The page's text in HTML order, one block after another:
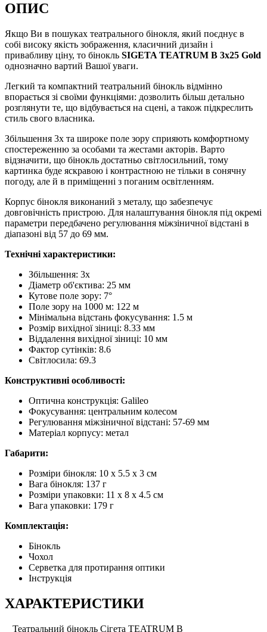
ОПИС
Якщо Ви в пошуках театрального бінокля, який поєднує в
собі високу якість зображення, класичний дизайн і
привабливу ціну, то бінокль SIGETA TEATRUM B 3x25 Gold
однозначно вартий Вашої уваги.
Легкий та компактний театральний бінокль відмінно
впорається зі своїми функціями: дозволить більш детально
розглянути те, що відбувається на сцені, а також підкреслить
стиль свого власника.
Збільшення 3х та широке поле зору сприяють комфортному
спостереженню за особами та жестами акторів. Варто
відзначити, що бінокль достатньо світлосильний, тому
картинка буде яскравою і контрастною не тільки в сонячну
погоду, але й в приміщенні з поганим освітленням.
Корпус бінокля виконаний з металу, що забезпечує
довговічність пристрою. Для налаштування бінокля під окремі
параметри передбачено регулювання міжзіничної відстані в
діапазоні від 57 до 69 мм.
Технічні характеристики:
Збільшення: 3x
Діаметр об'єктива: 25 мм
Кутове поле зору: 7°
Поле зору на 1000 м: 122 м
Мінімальна відстань фокусування: 1.5 м
Розмір вихідної зіниці: 8.33 мм
Віддалення вихідної зіниці: 10 мм
Фактор сутінків: 8.6
Світлосила: 69.3
Конструктивні особливості:
Оптична конструкція: Galileo
Фокусування: центральним колесом
Регулювання міжзіничної відстані: 57-69 мм
Матеріал корпусу: метал
Габарити:
Розміри бінокля: 10 x 5.5 x 3 см
Вага бінокля: 137 г
Розміри упаковки: 11 x 8 x 4.5 см
Вага упаковки: 179 г
Комплектація:
Бінокль
Чохол
Серветка для протирання оптики
Інструкція
ХАРАКТЕРИСТИКИ
Театральний бінокль Сігета TEATRUM B